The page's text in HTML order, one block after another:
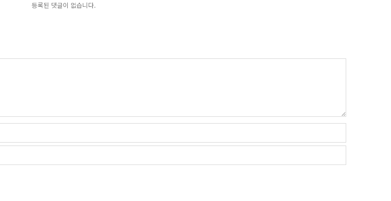
등록된 댓글이 없습니다.